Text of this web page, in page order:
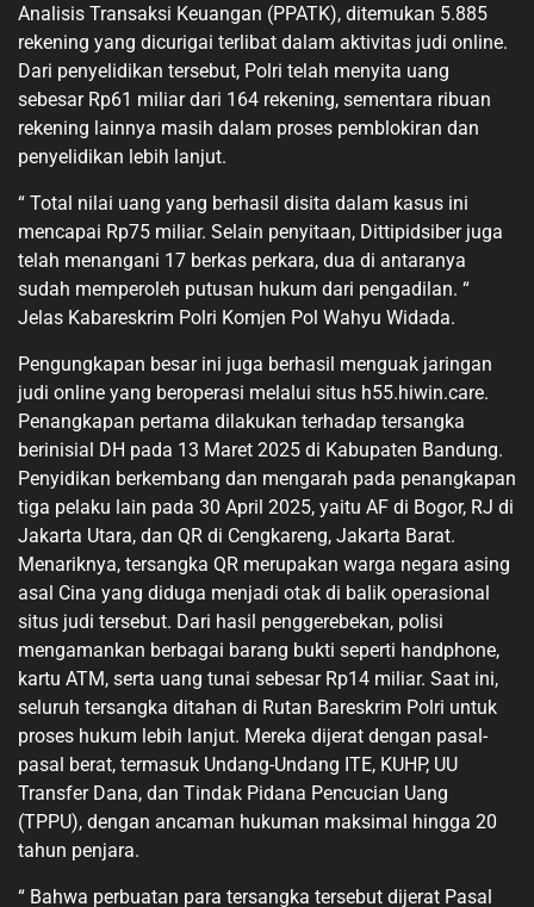
Analisis Transaksi Keuangan (PPATK), ditemukan 5.885
rekening yang dicurigai terlibat dalam aktivitas judi online.
Dari penyelidikan tersebut, Polri telah menyita uang
sebesar Rp61 miliar dari 164 rekening, sementara ribuan
rekening lainnya masih dalam proses pemblokiran dan
penyelidikan lebih lanjut.
“ Total nilai uang yang berhasil disita dalam kasus ini
mencapai Rp75 miliar. Selain penyitaan, Dittipidsiber juga
telah menangani 17 berkas perkara, dua di antaranya
sudah memperoleh putusan hukum dari pengadilan. “
Jelas Kabareskrim Polri Komjen Pol Wahyu Widada.
Pengungkapan besar ini juga berhasil menguak jaringan
judi online yang beroperasi melalui situs h55.hiwin.care.
Penangkapan pertama dilakukan terhadap tersangka
berinisial DH pada 13 Maret 2025 di Kabupaten Bandung.
Penyidikan berkembang dan mengarah pada penangkapan
tiga pelaku lain pada 30 April 2025, yaitu AF di Bogor, RJ di
Jakarta Utara, dan QR di Cengkareng, Jakarta Barat.
Menariknya, tersangka QR merupakan warga negara asing
asal Cina yang diduga menjadi otak di balik operasional
situs judi tersebut. Dari hasil penggerebekan, polisi
mengamankan berbagai barang bukti seperti handphone,
kartu ATM, serta uang tunai sebesar Rp14 miliar. Saat ini,
seluruh tersangka ditahan di Rutan Bareskrim Polri untuk
proses hukum lebih lanjut. Mereka dijerat dengan pasal-
pasal berat, termasuk Undang-Undang ITE, KUHP, UU
Transfer Dana, dan Tindak Pidana Pencucian Uang
(TPPU), dengan ancaman hukuman maksimal hingga 20
tahun penjara.
“ Bahwa perbuatan para tersangka tersebut dijerat Pasal